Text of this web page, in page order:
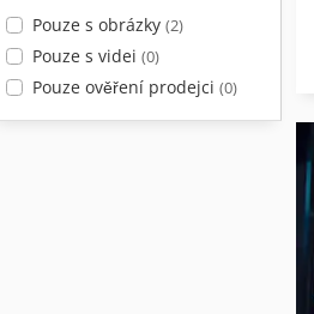
Pouze s obrázky (2)
Pouze s videi (0)
Pouze ověření prodejci (0)